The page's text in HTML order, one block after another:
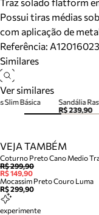
Possui tiras médias
com aplicação de
Referência:
Similares
Ver similares
R$ 239,90
Slim Básica
VEJA TAMBÉM
Coturno Preto Cano Medio
R$ 299,90
R$ 149,90
Mocassim Preto Couro Luma
R$ 299,90
experimente